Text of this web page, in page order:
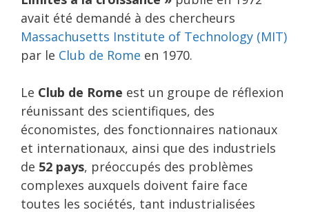
avait été demandé à des chercheurs
Massachusetts Institute of Technology (MIT)
par le Club de Rome en 1970.
Le Club de Rome est un groupe de réflexion
réunissant des scientifiques, des
économistes, des fonctionnaires nationaux
et internationaux, ainsi que des industriels
de 52 pays, préoccupés des problèmes
complexes auxquels doivent faire face
toutes les sociétés, tant industrialisées